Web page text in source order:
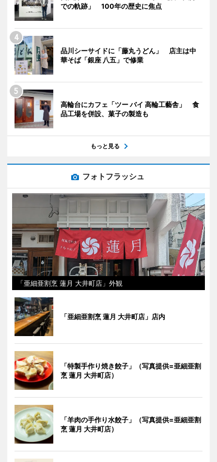
での軌跡」 100年の歴史に焦点
品川シーサイドに「藤丸うどん」 店主は中
華そば「銀座 八五」で修業
高輪台にカフェ「ツー バイ 高輪工藝舎」 食
品工場を併設、菓子の製造も
もっと見る
フォトフラッシュ
「亜細亜割烹 蓮月 大井町店」外観
「亜細亜割烹 蓮月 大井町店」店内
「特製手作り焼き餃子」（写真提供=亜細亜割
烹 蓮月 大井町店）
「羊肉の手作り水餃子」（写真提供=亜細亜割
烹 蓮月 大井町店）